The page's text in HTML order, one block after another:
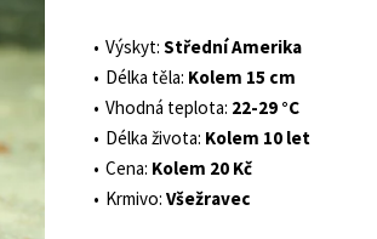
Výskyt:Střední Amerika
Délka těla: Kolem 15 cm
Vhodná teplota: 22-29 °C
Délka života: Kolem 10 let
Cena: Kolem 20 Kč
Krmivo:Všežravec